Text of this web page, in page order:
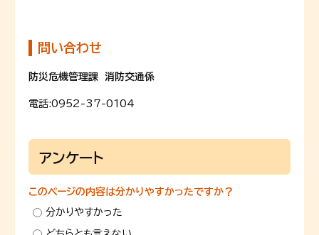
問い合わせ
防災危機管理課 消防交通係
電話:0952-37-0104
アンケート
このページの内容は分かりやすかったですか？
分かりやすかった